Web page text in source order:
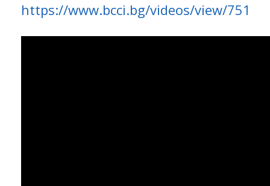
https://www.bcci.bg/videos/view/751